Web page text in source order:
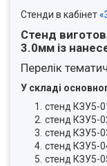
Стенди в кабінет
Стенд
3.0мм із
Перелік
У складі
стенд КЗУ5-
стенд КЗУ5-
стенд КЗУ5-
стенд КЗУ5-
стенд КЗУ5-